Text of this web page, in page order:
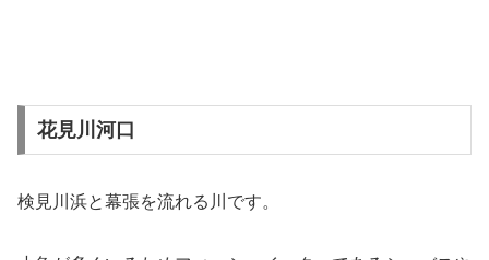
花見川河口
検見川浜と幕張を流れる川です。